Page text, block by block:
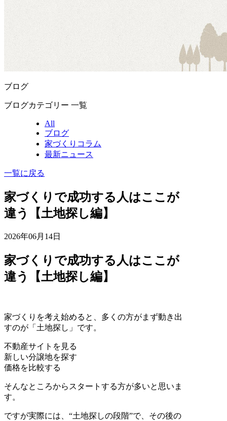
ブログ
ブログカテゴリー 一覧
All
ブログ
家づくりコラム
最新ニュース
一覧に戻る
家づくりで成功する人はここが
違う【土地探し編】
2026年06月14日
家づくりで成功する人はここが
違う【土地探し編】
家づくりを考え始めると、多くの方がまず動き出
すのが「土地探し」です。
不動産サイトを見る
新しい分譲地を探す
価格を比較する
そんなところからスタートする方が多いと思いま
す。
ですが実際には、“土地探しの段階”で、その後の